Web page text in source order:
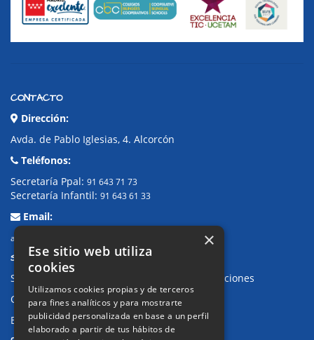
CONTACTO
Dirección:
Avda. de Pablo Iglesias, 4. Alcorcón
Teléfonos:
Secretaría Ppal: 91 643 71 73
Secretaría Infantil: 91 643 61 33
Email:
alkor@colegioalkor.com
SUGERENCIAS Y CANAL DE DENUNCIAS
Sugerencias, Quejas, Reclamaciones y Felicitaciones
Canal de denuncias
Buzón denuncia drogas CM
×
Ese sitio web utiliza
cookies
Utilizamos cookies propias y de terceros
para fines analíticos y para mostrarte
publicidad personalizada en base a un perfil
elaborado a partir de tus hábitos de